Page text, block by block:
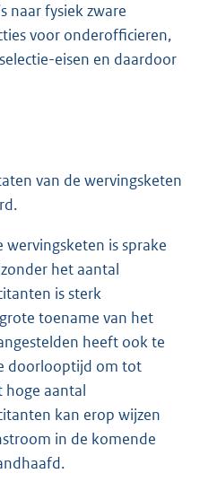
naar fysiek zware
voor onderofficieren,
eisen en daardoor
van de wervingsketen
is sprake
het aantal
is sterk
toename van het
heeft ook te
doorlooptijd om tot
hoge aantal
kan erop wijzen
in de komende